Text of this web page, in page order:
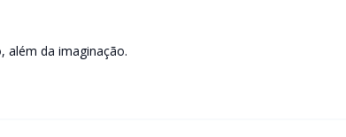
além da imaginação.